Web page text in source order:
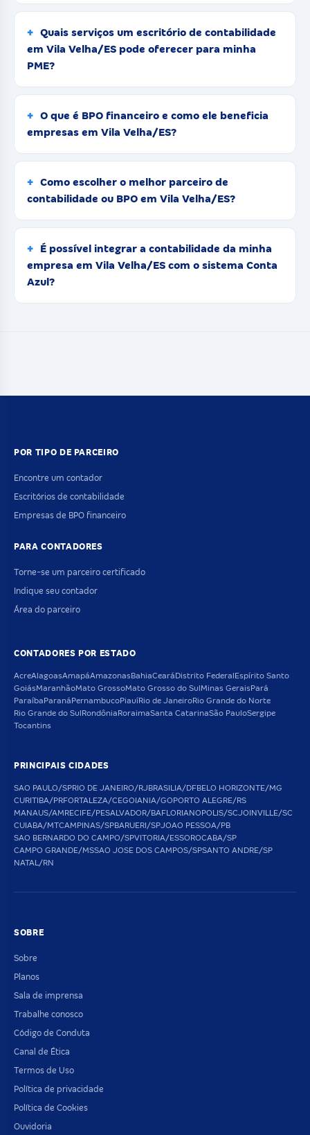
Quais serviços um escritório de contabilidade
em Vila Velha/ES pode oferecer para minha
PME?
O que é BPO financeiro e como ele beneficia
empresas em Vila Velha/ES?
Como escolher o melhor parceiro de
contabilidade ou BPO em Vila Velha/ES?
É possível integrar a contabilidade da minha
empresa em Vila Velha/ES com o sistema Conta
Azul?
POR TIPO DE PARCEIRO
Encontre um contador
Escritórios de contabilidade
Empresas de BPO financeiro
PARA CONTADORES
Torne-se um parceiro certificado
Indique seu contador
Área do parceiro
CONTADORES POR ESTADO
AcreAlagoasAmapáAmazonasBahiaCearáDistrito FederalEspírito Santo
GoiásMaranhãoMato GrossoMato Grosso do SulMinas GeraisPará
ParaíbaParanáPernambucoPiauíRio de JaneiroRio Grande do Norte
Rio Grande do SulRondôniaRoraimaSanta CatarinaSão PauloSergipe
Tocantins
PRINCIPAIS CIDADES
SAO PAULO/SPRIO DE JANEIRO/RJBRASILIA/DFBELO HORIZONTE/MG
CURITIBA/PRFORTALEZA/CEGOIANIA/GOPORTO ALEGRE/RS
MANAUS/AMRECIFE/PESALVADOR/BAFLORIANOPOLIS/SCJOINVILLE/SC
CUIABA/MTCAMPINAS/SPBARUERI/SPJOAO PESSOA/PB
SAO BERNARDO DO CAMPO/SPVITORIA/ESSOROCABA/SP
CAMPO GRANDE/MSSAO JOSE DOS CAMPOS/SPSANTO ANDRE/SP
NATAL/RN
SOBRE
Sobre
Planos
Sala de imprensa
Trabalhe conosco
Código de Conduta
Canal de Ética
Termos de Uso
Política de privacidade
Política de Cookies
Ouvidoria